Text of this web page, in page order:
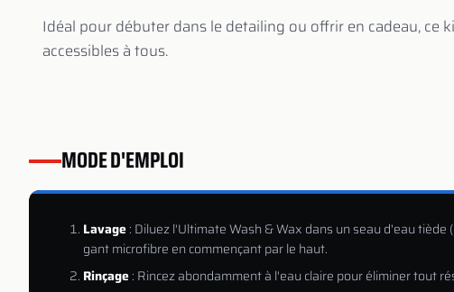
Idéal pour débuter dans le detailing ou offrir en cadeau,
accessibles à tous.
MODE D'EMPLOI
Lavage: Diluez l'Ultimate Wash & Wax dans un seau d'eau
gant microfibre en commençant par le haut.
Rinçage: Rincez abondamment à l'eau claire pour éliminer tout